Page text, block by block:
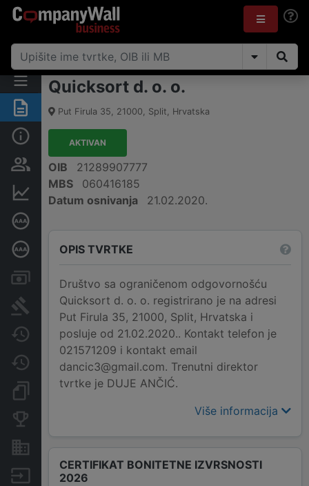
Sažetak
Osobe i vlasništvo
Dubinska bonitetna ocjena
Računi i blokade
Sudske objave
Javne nabavke
Promjene
Dokumenti i objave
Nekretnine i imovina
Izvoz
Quicksort d. o. o.
Put Firula 35, 21000, Split, Hrvatska
AKTIVAN
OIB
21289907777
MBS
060416185
Datum osnivanja
21.02.2020.
OPIS TVRTKE
Društvo sa ograničenom odgovornošću
Quicksort d. o. o. registrirano je na adresi
Put Firula 35, 21000, Split, Hrvatska i
posluje od 21.02.2020.. Kontakt telefon je
021571209 i kontakt email
dancic3@gmail.com. Trenutni direktor
tvrtke je DUJE ANČIĆ.
Više informacija
CERTIFIKAT BONITETNE IZVRSNOSTI
2026